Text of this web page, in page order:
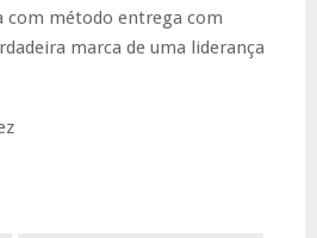
com método entrega com
marca de uma liderança